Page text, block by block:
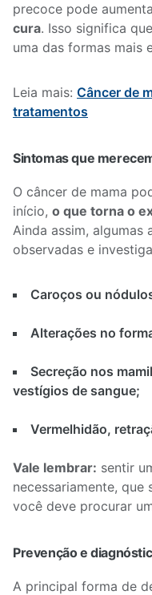
precoce pode
cura. Isso significa
uma das formas mais
Leia mais: Câncer de
tratamentos
Sintomas que
O câncer de mama
início, o que torna o
Ainda assim, algumas
observadas e
Caroços ou
Alterações no
Secreção nos
vestígios de sangue;
Vermelhidão,
Vale lembrar: sentir
necessariamente, que
você deve procurar
Prevenção e
A principal forma de